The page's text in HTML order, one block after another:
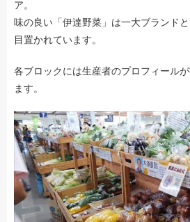
ア。
味の良い「伊達野菜」は一大ブランド
目置かれています。
各ブロックには生産者のプロフィール
ます。